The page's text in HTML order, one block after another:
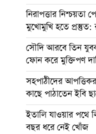
নিরাপত্তার নিশ্চয়তা
মুখোমুখি হতে প্রস্তুত:
সৌদি আরবে তিন
ফোন করে মুক্তিপণ
সহপাঠীদের
কাছে পাঠাতেন ইবি
ইতালি যাওয়ার পথে
বছর ধরে নেই খোঁজ